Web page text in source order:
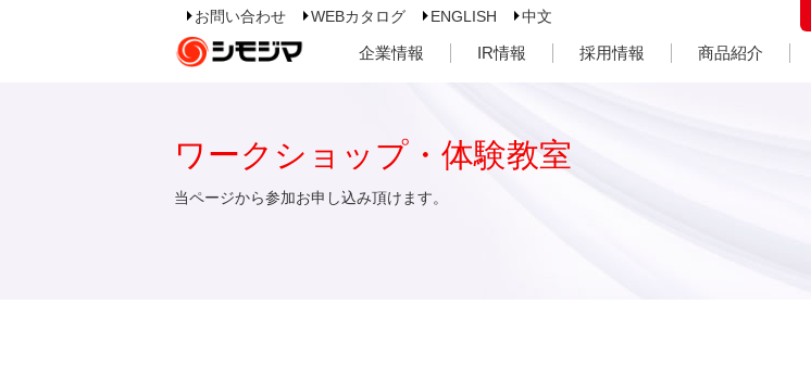
お問い合わせ WEBカタログ ENGLISH 中文
企業情報 IR情報 採用情報 商品紹介
ワークショップ・体験教室
当ページから参加お申し込み頂けます。